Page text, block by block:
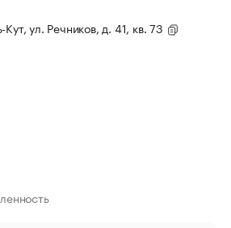
Кут, ул. Речников, д. 41, кв. 73